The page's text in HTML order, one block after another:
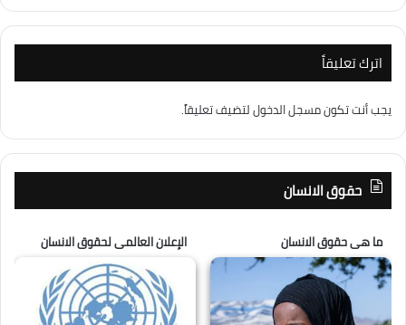
اترك تعليقاً
يجب أنت تكونمسجل الدخوللتضيف تعليقاً.
حقوق الانسان
ما هى حقوق الانسان الإعلان العالمى لحقوق الانسان